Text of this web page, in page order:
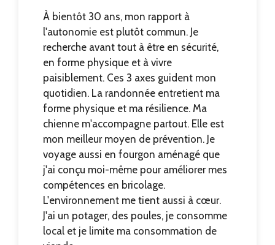
À bientôt 30 ans, mon rapport à
l'autonomie est plutôt commun. Je
recherche avant tout à être en sécurité,
en forme physique et à vivre
paisiblement. Ces 3 axes guident mon
quotidien. La randonnée entretient ma
forme physique et ma résilience. Ma
chienne m'accompagne partout. Elle est
mon meilleur moyen de prévention. Je
voyage aussi en fourgon aménagé que
j'ai conçu moi-même pour améliorer mes
compétences en bricolage.
L'environnement me tient aussi à cœur.
J'ai un potager, des poules, je consomme
local et je limite ma consommation de